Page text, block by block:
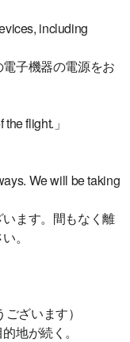
including
子機器の電源をお
flight.」
We will be taking
ます。間もなく離
。
ざいます）
地が続く。